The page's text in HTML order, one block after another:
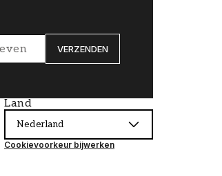
VERZENDEN
Land
Nederland
Cookievoorkeur bijwerken